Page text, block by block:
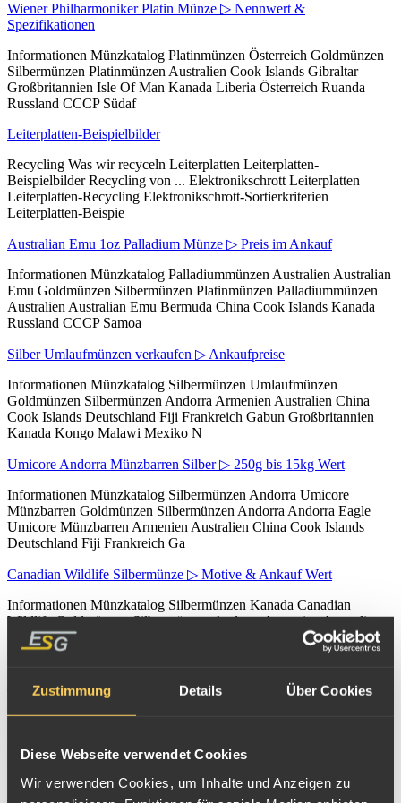
Zustimmung Details Über Cookies
Diese Webseite verwendet Cookies
Wir verwenden Cookies, um Inhalte und Anzeigen zu
Wiener Philharmoniker Platin Münze ▷ Nennwert &
Spezifikationen
Informationen Münzkatalog Platinmünzen Österreich Goldmünzen
Silbermünzen Platinmünzen Australien Cook Islands Gibraltar
Großbritannien Isle Of Man Kanada Liberia Österreich Ruanda
Russland CCCP Südaf
Leiterplatten-Beispielbilder
Recycling Was wir recyceln Leiterplatten Leiterplatten-
Beispielbilder Recycling von ... Elektronikschrott Leiterplatten
Leiterplatten-Recycling Elektronikschrott-Sortierkriterien
Leiterplatten-Beispie
Australian Emu 1oz Palladium Münze ▷ Preis im Ankauf
Informationen Münzkatalog Palladiummünzen Australien Australian
Emu Goldmünzen Silbermünzen Platinmünzen Palladiummünzen
Australien Australian Emu Bermuda China Cook Islands Kanada
Russland CCCP Samoa
Silber Umlaufmünzen verkaufen ▷ Ankaufpreise
Informationen Münzkatalog Silbermünzen Umlaufmünzen
Goldmünzen Silbermünzen Andorra Armenien Australien China
Cook Islands Deutschland Fiji Frankreich Gabun Großbritannien
Kanada Kongo Malawi Mexiko N
Umicore Andorra Münzbarren Silber ▷ 250g bis 15kg Wert
Informationen Münzkatalog Silbermünzen Andorra Umicore
Münzbarren Goldmünzen Silbermünzen Andorra Andorra Eagle
Umicore Münzbarren Armenien Australien China Cook Islands
Deutschland Fiji Frankreich Ga
Canadian Wildlife Silbermünze ▷ Motive & Ankauf Wert
Informationen Münzkatalog Silbermünzen Kanada Canadian
Wildlife Goldmünzen Silbermünzen Andorra Armenien Australien
China Cook Islands Deutschland Fiji Frankreich Gabun
Großbritannien Kanada Maple Lea
Predator Silbermünze Kanada ▷ Motive & Ankauf Wert
Informationen Münzkatalog Silbermünzen Kanada Predator Serie
Cook Islands Deutschland Fiji Frankreich Gabun Großbritannien
Kanada Maple Leaf C
Platinmünze Koala verkaufen ▷ Preis / Wert im Ankauf